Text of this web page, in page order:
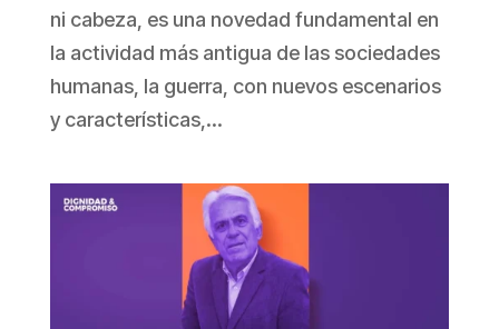
ni cabeza, es una novedad fundamental en
la actividad más antigua de las sociedades
humanas, la guerra, con nuevos escenarios
y características,...